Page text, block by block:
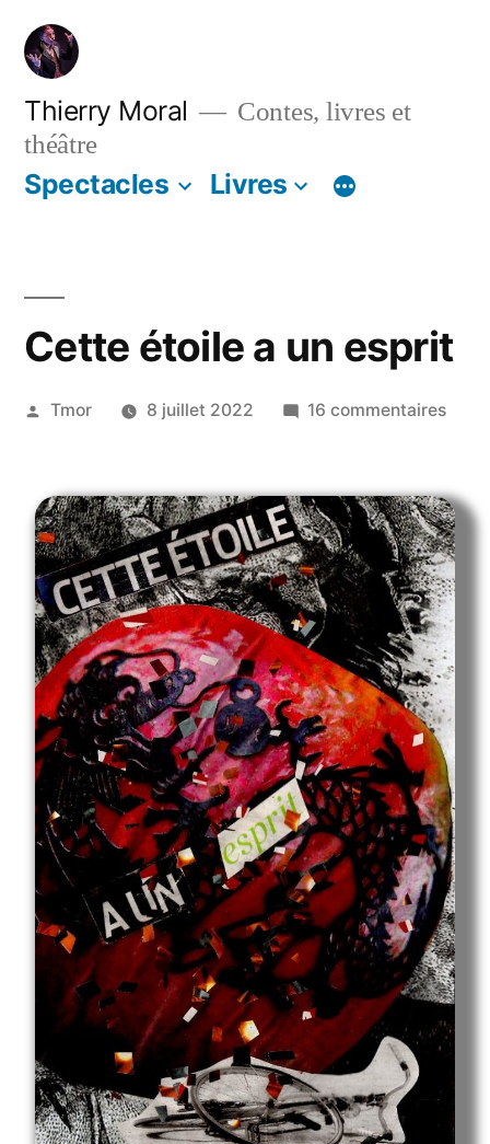
Thierry Moral
Contes, livres et
théâtre
Spectacles Livres
Cette étoile a un esprit
Tmor 8 juillet 2022 16 commentaires